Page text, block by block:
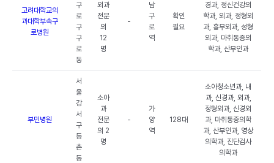
고려대학교의
과대학부속구
로병원
구
로
구
구
로
동
외과
전문
의
12
명
-
남
구
로
역
확인
필요
경과, 정신건강의
학과, 외과, 정형외
과, 흉부외과, 성형
외과, 마취통증의
학과, 산부인과
부민병원
서
울
강
서
구
등
촌
동
소아
과
전문
의 2
명
-
가
양
역
128대
소아청소년과, 내
과, 신경과, 외과,
정형외과, 신경외
과, 마취통증의학
과, 산부인과, 영상
의학과, 진단검사
의학과